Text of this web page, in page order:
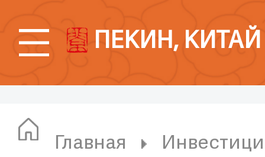
ПЕКИН, КИТАЙ
Главная